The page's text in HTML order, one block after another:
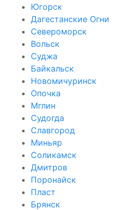
Югорск
Дагестанские Огни
Североморск
Вольск
Суджа
Байкальск
Новомичуринск
Опочка
Мглин
Судогда
Славгород
Миньяр
Соликамск
Дмитров
Поронайск
Пласт
Брянск